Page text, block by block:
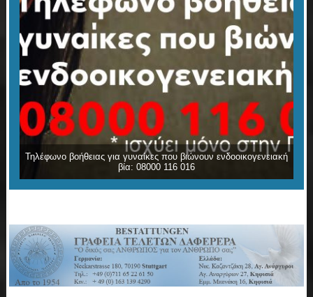
Τηλέφωνο βοήθειας για γυναίκες που βιώνουν ενδοοικογενειακή
βία: 08000 116 016